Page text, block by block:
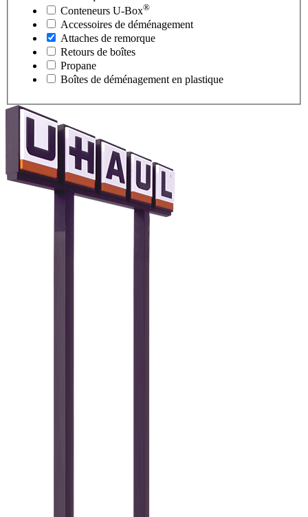
Conteneurs U-Box®
Accessoires de déménagement
Attaches de remorque
Retours de boîtes
Propane
Boîtes de déménagement en plastique